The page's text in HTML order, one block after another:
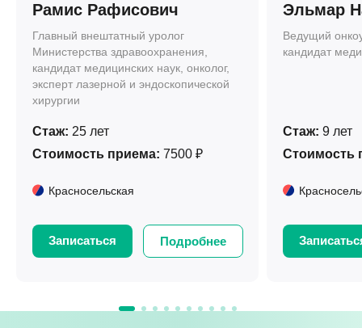
Рамис Рафисович
Главный внештатный уролог
Министерства здравоохранения,
кандидат медицинских наук, онколог,
эксперт лазерной и эндоскопической
хирургии
Стаж: 25 лет
Стоимость приема: 7500 ₽
Красносельская
Записаться Подробнее
Эльмар
Ведущий
кандидат
Стаж: 9 лет
Стоимость